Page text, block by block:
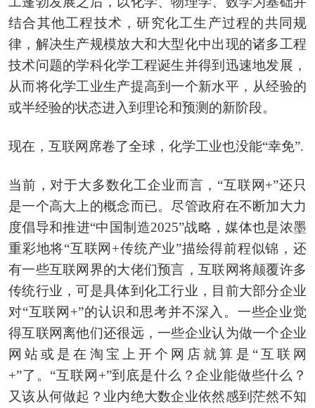
结合其他工程技术，研究化工生产过程的共同规
律，解决生产规模放大和大型化中出现的诸多工程
技术问题的学科化学工程诞生并得到迅速地发展，
从而将化学工业生产提高到一个新水平，从经验的
或半经验的状态进入到理论和预测的新阶段。
现在，互联网席卷了全球，化学工业也没能“幸免”.
当前，对于大多数化工企业而言，“互联网+”还只
是一个高大上的概念而已。尽管政府在不断加大力
度倡导和推进“中国制造2025”战略，媒体也是浓墨
重彩地将“互联网+传统产业”描绘得前程似锦，还
有一些互联网界的大佬们预言，互联网将颠覆许多
传统行业，可是具体到化工行业，目前大部分企业
对“互联网+”的认识和思考并不深入。一些企业觉
得互联网离他们还很远，一些企业认为做一个企业
网站或是在淘宝上开个网店就算是“互联网
+”了。“互联网+”到底是什么？企业能做些什么？
又该从何做起？业内绝大数企业依然感到茫然不知